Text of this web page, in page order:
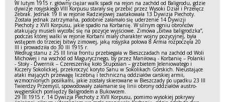
W lutym 1915 r. główny ciężar walk spadł na rejon na zachód od Baligrodu, gdzie
dywizje rosyjskiego VIII Korpusu starały się przebić przez Wysoki Dział i Przełęcz
Żebrak. Jednak 19 II w rejonie Radziejowej zaatakowała 13 Dywizja Piechoty.
Została jednak zatrzymana, podobnie załamało się uderzenie 14 Dywizji
Piechoty z XVII Korpusu, jakie spadło na Korbanię. W silnym ogniu obrońców
atakujący musieli wycofać się na pozycje wyjściowe. Zimowa „bitwa baligrodzka”,
podczas której walki w rejonie Korbani miały charakter wojny pozycyjnej, była
wstępem do trzeciej bitwy zimowej, jaką rosyjska polowa 8 Armia rozpoczęła 20
III i prowadziła do 30 III 1915 r.
Według stanu z 25 III linia frontu przebiegała w Bieszczadach na zachód od Woli
Michowej i na wschód od Magurycznego, by przez Maniłową - Korbanię – Polanki
- Stoły - Dwernik – Czereszenkę koło Stuposian – grzbietem Jeleniowatego i
Kiczery Sokolickiej, przekroczyć koryto Sanu w Sokolikach Górskich. Nieustające
ataki mających przewagę liczebną i techniczną oddziałów carskiej armii,
wzmocnionych posiłkami, jakie zostały skierowane w Bieszczady po upadku 23 III
Twierdzy Przemyśl, spowodowały załamanie się linii obrony oddziałów austro-
węgierskich pomiędzy Baligrodem a Bukowcem.
29 III 1915 r. 14 Dywizja Piechoty z XVII Korpusu, pomimo wysokiej pokrywy